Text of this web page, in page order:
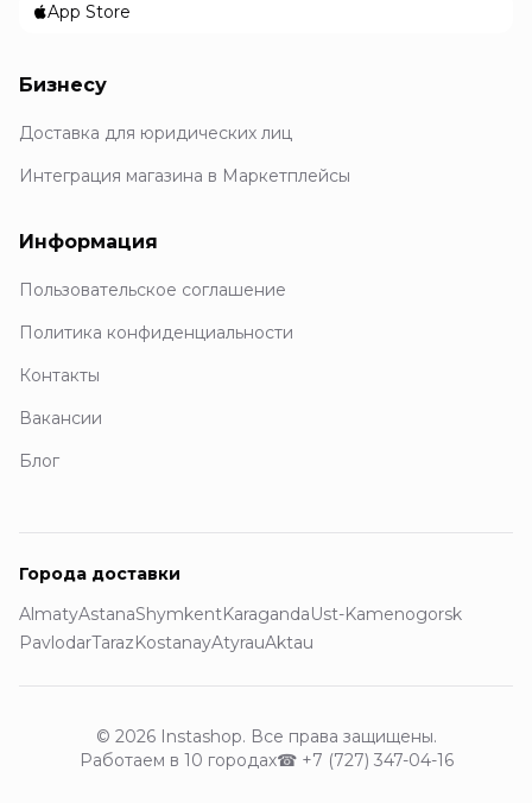
App Store
Бизнесу
Доставка для юридических лиц
Интеграция магазина в Маркетплейсы
Информация
Пользовательское соглашение
Политика конфиденциальности
Контакты
Вакансии
Блог
Города доставки
AlmatyAstanaShymkentKaragandaUst-Kamenogorsk
PavlodarTarazKostanayAtyrauAktau
© 2026 Instashop. Все права защищены.
Работаем в 10 городах☎ +7 (727) 347-04-16